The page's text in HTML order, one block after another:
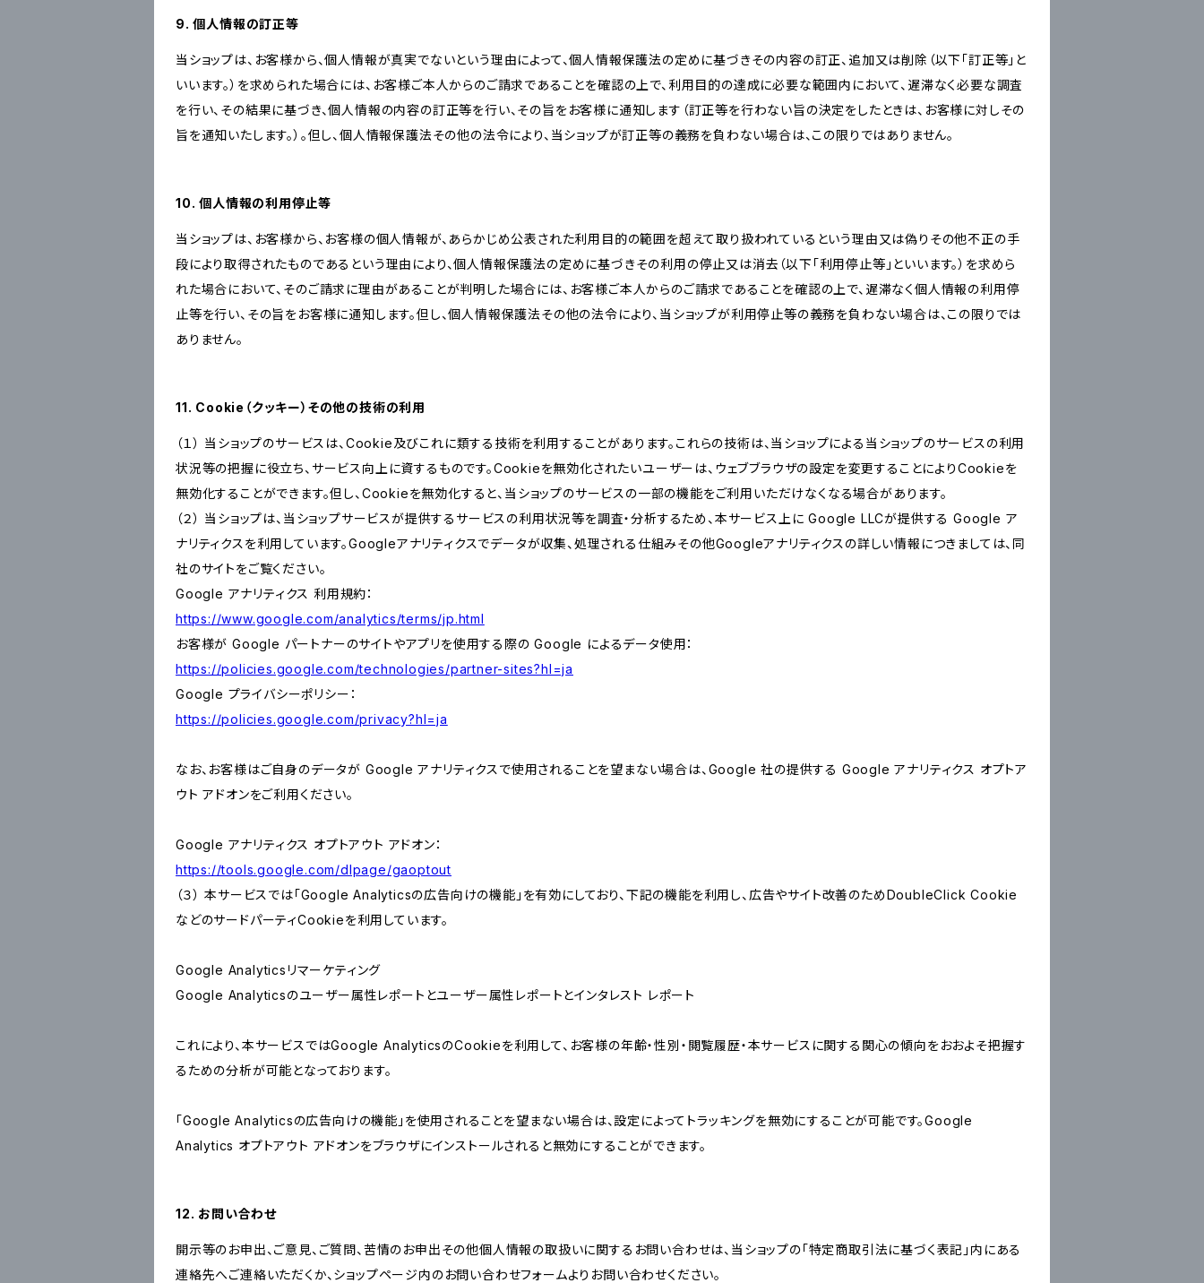
9. 個人情報の訂正等
当ショップは、お客様から、個人情報が真実でないという理由によって、個人情報保護法の定めに基づきその内容の訂正、追加又は削除（以下「訂正等」と
いいます。）を求められた場合には、お客様ご本人からのご請求であることを確認の上で、利用目的の達成に必要な範囲内において、遅滞なく必要な調査
を行い、その結果に基づき、個人情報の内容の訂正等を行い、その旨をお客様に通知します（訂正等を行わない旨の決定をしたときは、お客様に対しその
旨を通知いたします。）。但し、個人情報保護法その他の法令により、当ショップが訂正等の義務を負わない場合は、この限りではありません。
10. 個人情報の利用停止等
当ショップは、お客様から、お客様の個人情報が、あらかじめ公表された利用目的の範囲を超えて取り扱われているという理由又は偽りその他不正の手
段により取得されたものであるという理由により、個人情報保護法の定めに基づきその利用の停止又は消去（以下「利用停止等」といいます。）を求めら
れた場合において、そのご請求に理由があることが判明した場合には、お客様ご本人からのご請求であることを確認の上で、遅滞なく個人情報の利用停
止等を行い、その旨をお客様に通知します。但し、個人情報保護法その他の法令により、当ショップが利用停止等の義務を負わない場合は、この限りでは
ありません。
11. Cookie（クッキー）その他の技術の利用
（１） 当ショップのサービスは、Cookie及びこれに類する技術を利用することがあります。これらの技術は、当ショップによる当ショップのサービスの利用
状況等の把握に役立ち、サービス向上に資するものです。Cookieを無効化されたいユーザーは、ウェブブラウザの設定を変更することによりCookieを
無効化することができます。但し、Cookieを無効化すると、当ショップのサービスの一部の機能をご利用いただけなくなる場合があります。
（２） 当ショップは、当ショップサービスが提供するサービスの利用状況等を調査・分析するため、本サービス上に Google LLCが提供する Google ア
ナリティクスを利用しています。Googleアナリティクスでデータが収集、処理される仕組みその他Googleアナリティクスの詳しい情報につきましては、同
社のサイトをご覧ください。
Google アナリティクス 利用規約：
https://www.google.com/analytics/terms/jp.html
お客様が Google パートナーのサイトやアプリを使用する際の Google によるデータ使用：
https://policies.google.com/technologies/partner-sites?hl=ja
Google プライバシーポリシー：
https://policies.google.com/privacy?hl=ja
なお、お客様はご自身のデータが Google アナリティクスで使用されることを望まない場合は、Google 社の提供する Google アナリティクス オプトア
ウト アドオンをご利用ください。
Google アナリティクス オプトアウト アドオン：
https://tools.google.com/dlpage/gaoptout
（３） 本サービスでは「Google Analyticsの広告向けの機能」を有効にしており、下記の機能を利用し、広告やサイト改善のためDoubleClick Cookie
などのサードパーティCookieを利用しています。
Google Analyticsリマーケティング
Google Analyticsのユーザー属性レポートとユーザー属性レポートとインタレスト レポート
これにより、本サービスではGoogle AnalyticsのCookieを利用して、お客様の年齢・性別・閲覧履歴・本サービスに関する関心の傾向をおおよそ把握す
るための分析が可能となっております。
「Google Analyticsの広告向けの機能」を使用されることを望まない場合は、設定によってトラッキングを無効にすることが可能です。Google
Analytics オプトアウト アドオンをブラウザにインストールされると無効にすることができます。
12. お問い合わせ
開示等のお申出、ご意見、ご質問、苦情のお申出その他個人情報の取扱いに関するお問い合わせは、当ショップの「特定商取引法に基づく表記」内にある
連絡先へご連絡いただくか、ショップページ内のお問い合わせフォームよりお問い合わせください。